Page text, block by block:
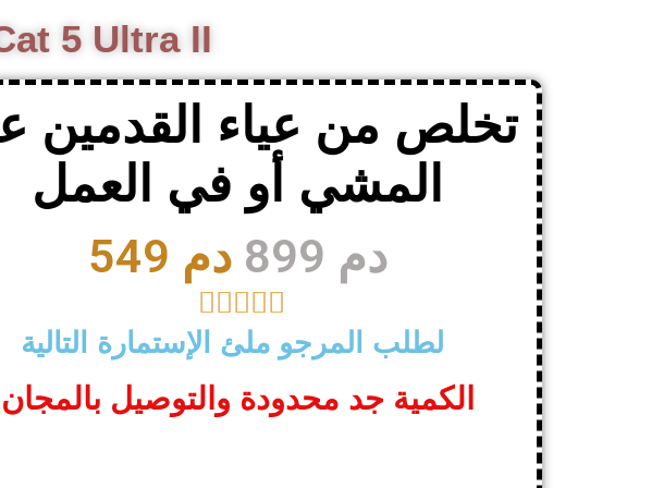
5 Ultra II
تخلص من عياء القدمين
المشي أو في العمل
549 دم 899 دم

لطلب المرجو ملئ الإستمارة التالية
الكمية جد محدودة والتوصيل بالمجان